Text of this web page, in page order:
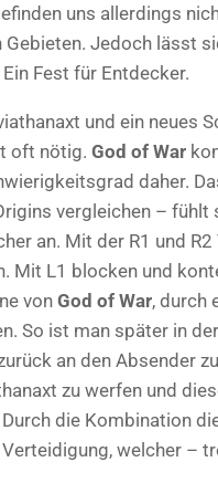
uns allerdings
Jedoch lässt
Fest für Entdecker.
und ein neues
oft nötig. God of War
daher.
vergleichen – fühlt
an. Mit der R1 und
Mit L1 blocken und
von God of War, durch
So ist man später in
an den Absender
zu werfen und
die Kombination
welcher –